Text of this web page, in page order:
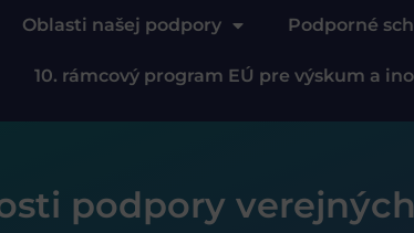
Oblasti našej podpory Podporné
10. rámcový program EÚ pre výskum a
podpory